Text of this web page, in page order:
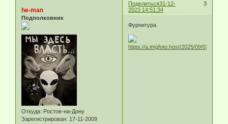
Поделиться 3
31-12-
2023 14:51:34
he-man
Подполковник
Откуда: Ростов-на-Дону
Зарегистрирован: 17-11-2009
Фурнитура